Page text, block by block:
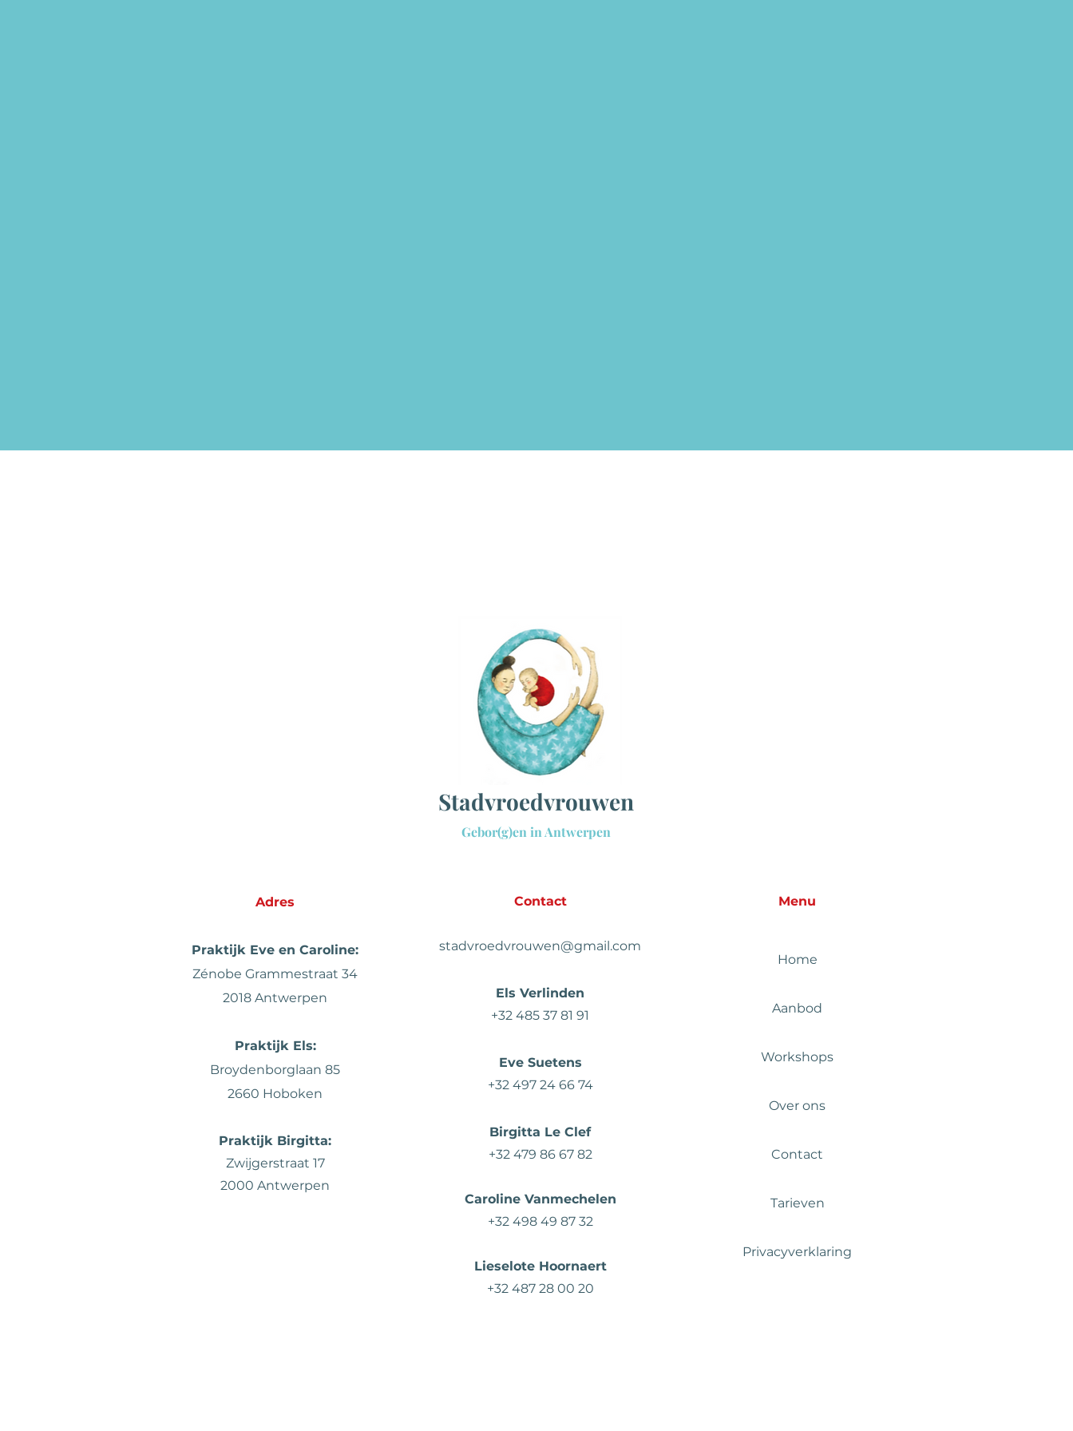
Stadvroedvrouwen
Gebor(g)en in Antwerpen
Adres
Praktijk Eve en Caroline:
Zénobe Grammestraat 34
2018 Antwerpen
Praktijk Els:
Broydenborglaan 85
2660 Hoboken
Praktijk Birgitta:
Zwijgerstraat 17
2000 Antwerpen
Contact
stadvroedvrouwen@gmail.com
Els Verlinden
+32 485 37 81 91
Eve Suetens
+32 497 24 66 74
Birgitta Le Clef
+32 479 86 67 82
Caroline Vanmechelen
+32 498 49 87 32
Lieselote Hoornaert
+32 487 28 00 20
Menu
Home
Aanbod
Workshops
Over ons
Contact
Tarieven
Privacyverklaring